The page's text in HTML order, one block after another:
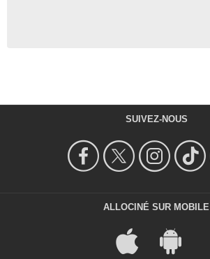
SUIVEZ-NOUS
ALLOCINÉ SUR MOBILE